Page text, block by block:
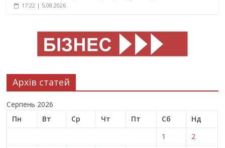
17:22 | 5.08.2026
Архів статей
Серпень 2026
Пн
Вт Ср Чт Пт Сб
Нд
1
2